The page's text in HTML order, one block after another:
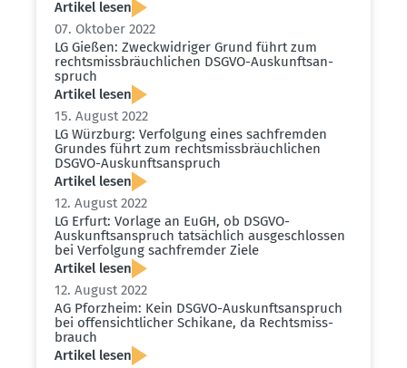
Artikel lesen
07. Oktober 2022
LG Gießen: Zweck­wid­riger Grund führt zum
rechts­miss­bräuch­lichen DSGVO-Auskunfts­an­
spruch
Artikel lesen
15. August 2022
LG Würzburg: Verfolgung eines sachfremden
Grundes führt zum rechts­miss­bräuch­lichen
DSGVO-Auskunfts­an­spruch
Artikel lesen
12. August 2022
LG Erfurt: Vorlage an EuGH, ob DSGVO-
Auskunfts­an­spruch tatsächlich ausge­schlossen
bei Verfolgung sachfremder Ziele
Artikel lesen
12. August 2022
AG Pforzheim: Kein DSGVO-Auskunfts­an­spruch
bei offen­sicht­licher Schikane, da Rechts­miss­
brauch
Artikel lesen